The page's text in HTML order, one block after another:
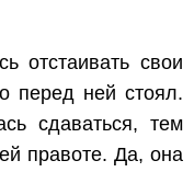
отстаивать свои
перед ней стоял.
сдаваться, тем
правоте. Да, она